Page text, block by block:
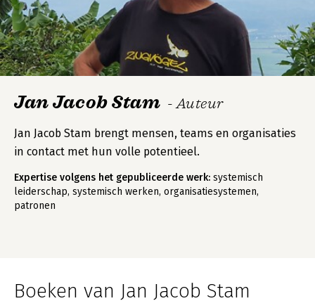
Jan Jacob Stam - Auteur
Jan Jacob Stam brengt mensen, teams en organisaties
in contact met hun volle potentieel.
Expertise volgens het gepubliceerde werk: systemisch
leiderschap, systemisch werken, organisatiesystemen,
patronen
Boeken van Jan Jacob Stam